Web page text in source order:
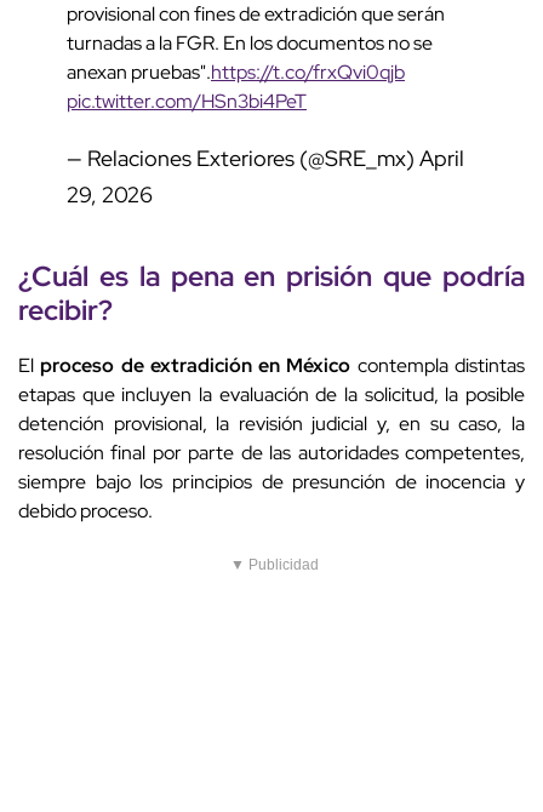
provisional con fines de extradición que serán
turnadas a la FGR. En los documentos no se
anexan pruebas".https://t.co/frxQvi0qjb
pic.twitter.com/HSn3bi4PeT
— Relaciones Exteriores (@SRE_mx) April
29, 2026
¿Cuál es la pena en prisión que podría
recibir?
Elproceso de extradición en México contempla distintas
etapas que incluyen la evaluación de la solicitud, la posible
detención provisional, la revisión judicial y, en su caso, la
resolución final por parte de las autoridades competentes,
siempre bajo los principios de presunción de inocencia y
debido proceso.
▼ Publicidad